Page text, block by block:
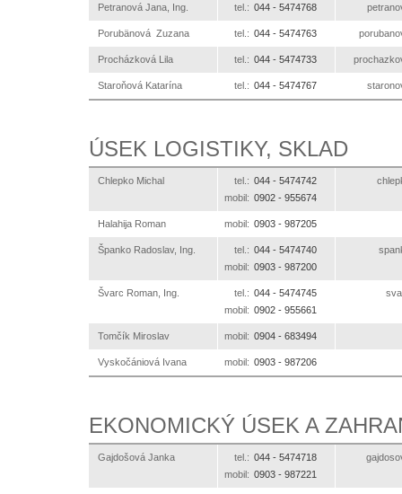
Petranová Jana, Ing. tel.: 044 - 5474768
Porubänová Zuzana tel.: 044 - 5474763
Procházková Lila tel.: 044 - 5474733
Staroňová Katarína tel.: 044 - 5474767
ÚSEK LOGISTIKY, SKLAD
Chlepko Michal
tel.:
mobil:
044 - 5474742
0902 - 955674
Halahija Roman mobil: 0903 - 987205
Španko Radoslav, Ing.
tel.:
mobil:
044 - 5474740
0903 - 987200
Švarc Roman, Ing.
tel.:
mobil:
044 - 5474745
0902 - 955661
Tomčík Miroslav mobil: 0904 - 683494
Vyskočániová Ivana mobil: 0903 - 987206
EKONOMICKÝ ÚSEK A
Gajdošová Janka
tel.:
mobil:
044 - 5474718
0903 - 987221